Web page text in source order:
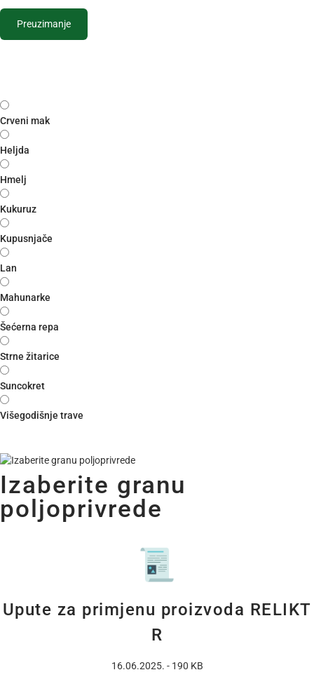
Preuzimanje
Crveni mak
Heljda
Hmelj
Kukuruz
Kupusnjače
Lan
Mahunarke
Šećerna repa
Strne žitarice
Suncokret
Višegodišnje trave
Izaberite granu
poljoprivrede
Upute za primjenu proizvoda RELIKT
R
16.06.2025. - 190 KB